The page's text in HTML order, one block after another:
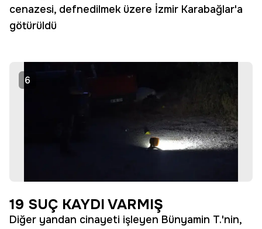
cenazesi, defnedilmek üzere İzmir Karabağlar'a
götürüldü
6
19 SUÇ KAYDI VARMIŞ
Diğer yandan cinayeti işleyen Bünyamin T.'nin,